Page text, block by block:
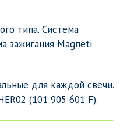
типа. Система
зажигания Маgпеti
для каждой свечи.
(101 905 601 F).